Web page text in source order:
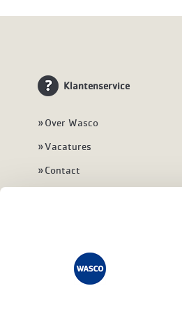
Klantenservice
Over Wasco
Vacatures
Contact
Veelgestelde vragen